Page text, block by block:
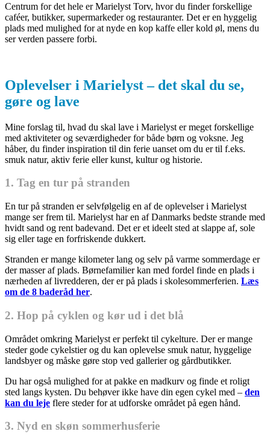
Centrum for det hele er Marielyst Torv, hvor du finder forskellige
caféer, butikker, supermarkeder og restauranter. Det er en hyggelig
plads med mulighed for at nyde en kop kaffe eller kold øl, mens du
ser verden passere forbi.
Oplevelser i Marielyst – det skal du se,
gøre og lave
Mine forslag til, hvad du skal lave i Marielyst er meget forskellige
med aktiviteter og seværdigheder for både børn og voksne. Jeg
håber, du finder inspiration til din ferie uanset om du er til f.eks.
smuk natur, aktiv ferie eller kunst, kultur og historie.
1. Tag en tur på stranden
En tur på stranden er selvfølgelig en af de oplevelser i Marielyst
mange ser frem til. Marielyst har en af Danmarks bedste strande med
hvidt sand og rent badevand. Det er et ideelt sted at slappe af, sole
sig eller tage en forfriskende dukkert.
Stranden er mange kilometer lang og selv på varme sommerdage er
der masser af plads. Børnefamilier kan med fordel finde en plads i
nærheden af livredderen, der er på plads i skolesommerferien. Læs
om de 8 baderåd her.
2. Hop på cyklen og kør ud i det blå
Området omkring Marielyst er perfekt til cykelture. Der er mange
steder gode cykelstier og du kan oplevelse smuk natur, hyggelige
landsbyer og måske gøre stop ved gallerier og gårdbutikker.
Du har også mulighed for at pakke en madkurv og finde et roligt
sted langs kysten. Du behøver ikke have din egen cykel med – den
kan du leje flere steder for at udforske området på egen hånd.
3. Nyd en skøn sommerhusferie